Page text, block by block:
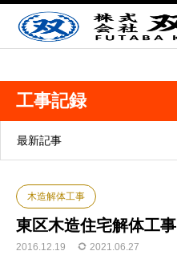
工事記録
最新記事
木造解体工事
東区木造住宅解体工事
2016.12.19 2021.06.27